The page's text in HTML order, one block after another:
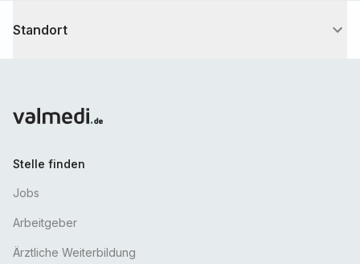
IR
Standort
Stelle finden
Jobs
Arbeitgeber
Ärztliche Weiterbildung